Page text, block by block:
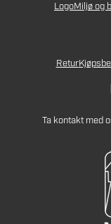
LogoMiljø og
Retur
Ta kontakt med